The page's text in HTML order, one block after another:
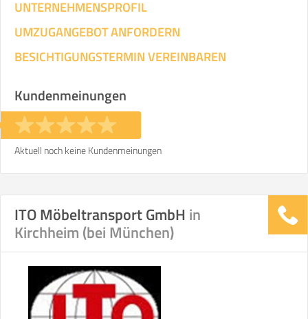
Wohnfläche:m² Entfernung:
Gewicht: kg
Stunden
KOSTENSCHÄTZUNG: € -€
ICH WILL SELBST UMZIEHEN
UNTERNEHMENSPROFIL
UMZUGANGEBOT ANFORDERN
BESICHTIGUNGSTERMIN VEREINBAREN
Kundenmeinungen
Aktuell noch keine Kundenmeinungen
ITO Möbeltransport GmbH in
Kirchheim (bei München)